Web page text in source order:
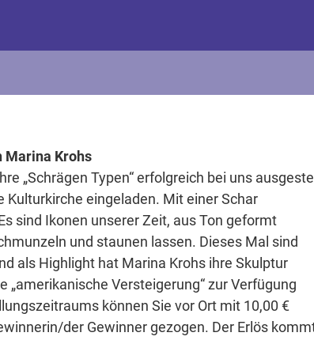
Marina Krohs
„Schrägen Typen“ erfolgreich bei uns
Kulturkirche eingeladen. Mit einer Schar
sind Ikonen unserer Zeit, aus Ton geformt
und staunen lassen. Dieses Mal sind
als Highlight hat Marina Krohs ihre Skulptur
Versteigerung“ zur Verfügung
können Sie vor Ort mit 10,00 €
der Gewinner gezogen. Der Erlös